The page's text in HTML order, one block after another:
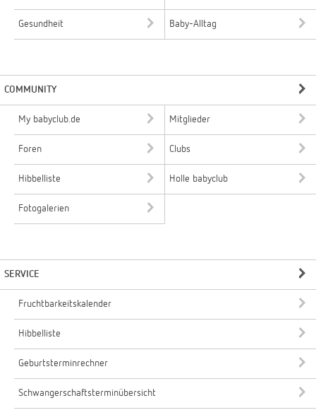
Gesundheit Baby-Alltag
COMMUNITY
My babyclub.de Mitglieder
Foren Clubs
Hibbelliste Holle babyclub
Fotogalerien
SERVICE
Fruchtbarkeitskalender
Hibbelliste
Geburtsterminrechner
Schwangerschaftsterminübersicht